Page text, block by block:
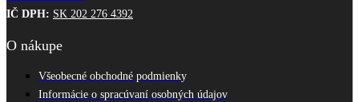
IČ DPH: SK 202 276 4392
O nákupe
Všeobecné obchodné podmienky
Informácie o spracúvaní osobných údajov